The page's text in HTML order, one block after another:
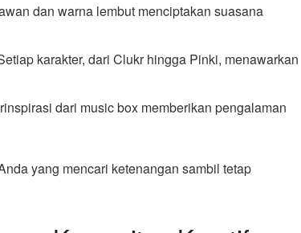
dan warna lembut menciptakan suasana
karakter, dari Clukr hingga Pinki, menawarkan
dari music box memberikan pengalaman
yang mencari ketenangan sambil tetap